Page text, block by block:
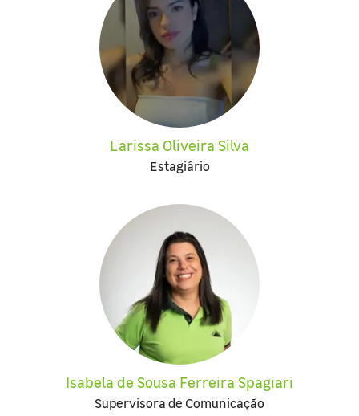
Larissa Oliveira Silva
Estagiário
Isabela de Sousa Ferreira Spagiari
Supervisora de Comunicação